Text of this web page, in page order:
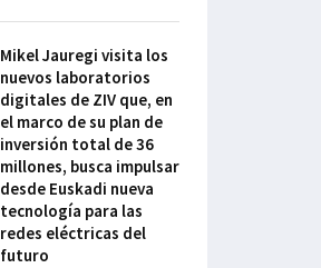
Mikel Jauregi visita los
nuevos laboratorios
digitales de ZIV que, en
el marco de su plan de
inversión total de 36
millones, busca impulsar
desde Euskadi nueva
tecnología para las
redes eléctricas del
futuro